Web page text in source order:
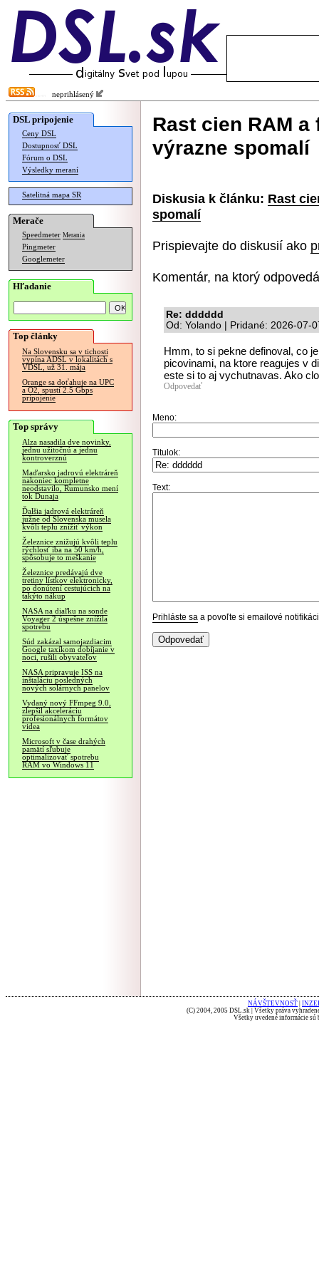
neprihlásený
DSL pripojenie
Ceny DSL
Dostupnosť DSL
Fórum o DSL
Výsledky meraní
Satelitná mapa SR
Merače
Speedmeter Merania
Pingmeter
Googlemeter
Hľadanie
Top články
Na Slovensku sa v tichosti
vypína ADSL v lokalitách s
VDSL, už 31. mája
Orange sa doťahuje na UPC
a O2, spustí 2.5 Gbps
pripojenie
Top správy
Alza nasadila dve novinky,
jednu užitočnú a jednu
kontroverznú
Maďarsko jadrovú elektráreň
nakoniec kompletne
neodstavilo, Rumunsko mení
tok Dunaja
Ďalšia jadrová elektráreň
južne od Slovenska musela
kvôli teplu znížiť výkon
Železnice znižujú kvôli teplu
rýchlosť iba na 50 km/h,
spôsobuje to meškanie
Železnice predávajú dve
tretiny lístkov elektronicky,
po donútení cestujúcich na
takýto nákup
NASA na diaľku na sonde
Voyager 2 úspešne znížila
spotrebu
Súd zakázal samojazdiacim
Google taxíkom dobíjanie v
noci, rušili obyvateľov
NASA pripravuje ISS na
inštaláciu posledných
nových solárnych panelov
Vydaný nový FFmpeg 9.0,
zlepšil akceleráciu
profesionálnych formátov
videa
Microsoft v čase drahých
pamätí sľubuje
optimalizovať spotrebu
RAM vo Windows 11
Rast cien RAM
výrazne spomalí
Diskusia k článku: Rast
spomalí
Prispievajte do diskusií ako
Komentár, na ktorý
Re: dddddd
Od: Yolando | Pridané: 2026-07-
Hmm, to si pekne definoval, co
picovinami, na ktore reagujes v
este si to aj vychutnavas. Ako
Odpovedať
Meno:
Titulok:
Text:
Prihláste sa a povoľte si emailové
NÁVŠTEVNOSŤ
(C) 2004, 2005 DSL.sk | Všetky práva
Všetky uvedené informácie sú